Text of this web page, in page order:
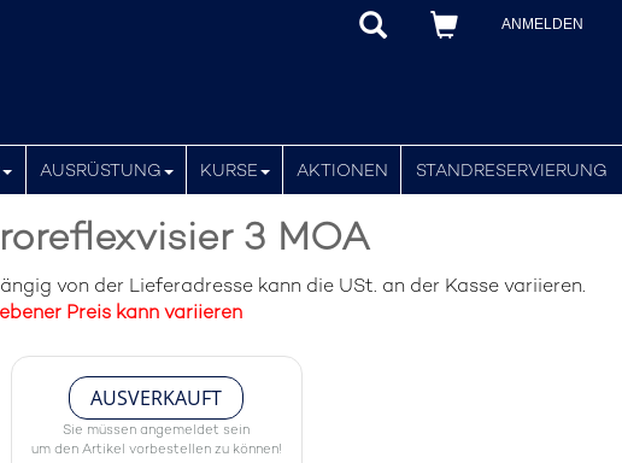
ANMELDEN
AUSRÜSTUNG KURSE AKTIONEN STANDRESERVIERUNG
3 MOA
von der Lieferadresse kann die USt. an der Kasse variieren.
Preis kann variieren
AUSVERKAUFT
Sie müssen angemeldet sein
um den Artikel vorbestellen zu können!